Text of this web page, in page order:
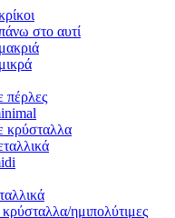
στο αυτί
πέρλες
κρύσταλλα
ημιπολύτιμες